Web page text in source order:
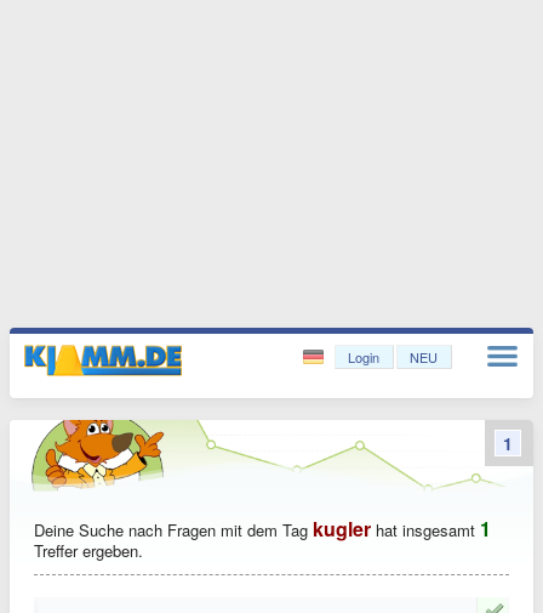
Login NEU
Deine Suche nach Fragen mit dem Tag kugler hat insgesamt 1
Treffer ergeben.
1